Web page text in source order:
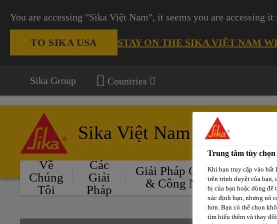
You are accessing "Sika Việt Nam", it seems you are accessing
TO SIKA USA STAY ON THE SIKA VIỆT NAM
Sika Group Countries
Sika Việt Nam
Về
Chúng
Tôi
Các
Giải
Pháp
Giải Pháp Cho Ô-tô
& Công Nghiệp
Các
Dự
Án
Trung tâm tùy chọn
Khi bạn truy cập vào bất
trên trình duyệt của bạn,
bị của bạn hoặc dùng
xác định bạn, nhưng nó
hơn. Bạn có thể chọn
tìm hiểu thêm và thay